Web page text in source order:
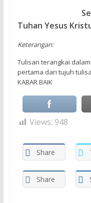
Tuhan Yesus
Keterangan:
Tulisan terangkai
pertama dari tujuh
KABAR BAIK
Views: 948
Share
Share